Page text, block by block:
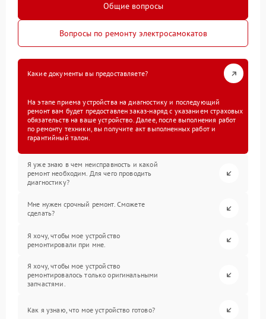
Общие вопросы
Вопросы по ремонту электросамокатов
Какие документы вы предоставляете?
На этапе приема устройства на диагностику и последующий
ремонт вам будет предоставлен заказ-наряд с указанием страховых
обязательств на ваше устройство. Далее, после выполнения работ
по ремонту техники, вы получите акт выполненных работ и
гарантийный талон.
Я уже знаю в чем неисправность и какой
ремонт необходим. Для чего проводить
диагностику?
Мне нужен срочный ремонт. Сможете
сделать?
Я хочу, чтобы мое устройство
ремонтировали при мне.
Я хочу, чтобы мое устройство
ремонтировалось только оригинальными
запчастями.
Как я узнаю, что мое устройство готово?